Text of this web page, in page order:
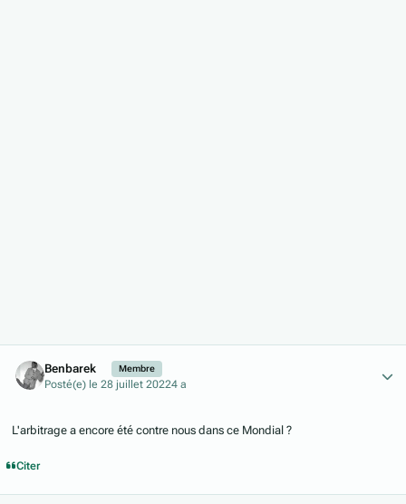
Benbarek Membre
Posté(e) le 28 juillet 20224 a
L'arbitrage a encore été contre nous dans ce Mondial ?
Citer